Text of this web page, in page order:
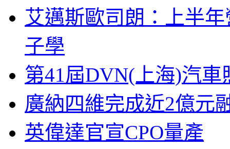
艾邁斯歐司朗：上半
子學
第41屆DVN(上海)汽
廣納四維完成近2億元
英偉達官宣CPO量產